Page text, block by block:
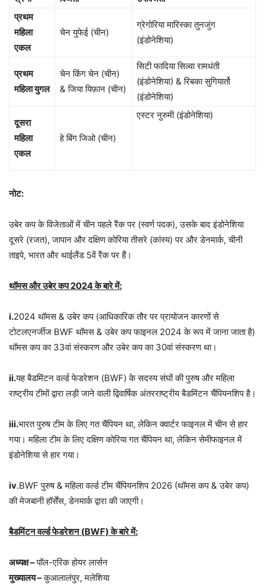
प्रथम
महिला
एकल
चेन युफेई (चीन)
ग्रेगोरिया मारिस्का तुनजुंग
(इंडोनेशिया)
प्रथम
महिला युगल
चेन किंग चेन (चीन)
& जिया यिफ़ान (चीन)
सिटी फादिया सिल्वा रामधंती
(इंडोनेशिया) & रिबका सुगियार्तो
(इंडोनेशिया)
दूसरा
महिला
एकल
हे बिंग जिओ (चीन)
एस्टर नुरुमी (इंडोनेशिया)
नोट:
उबेर कप के विजेताओं में चीन पहले रैंक पर (स्वर्ण पदक), उसके बाद इंडोनेशिया
दूसरे (रजत), जापान और दक्षिण कोरिया तीसरे (कांस्य) पर और डेनमार्क, चीनी
ताइपे, भारत और थाईलैंड 5वें रैंक पर हैं।
थॉमस और उबेर कप2024के बारे में:
i.2024 थॉमस & उबेर कप (आधिकारिक तौर पर प्रायोजन कारणों से
टोटलएनर्जीज BWF थॉमस & उबेर कप फाइनल 2024 के रूप में जाना जाता है)
थॉमस कप का 33वां संस्करण और उबेर कप का 30वां संस्करण था।
ii.यह बैडमिंटन वर्ल्ड फेडरेशन (BWF) के सदस्य संघों की पुरुष और महिला
राष्ट्रीय टीमों द्वारा लड़ी जाने वाली द्विवार्षिक अंतरराष्ट्रीय बैडमिंटन चैंपियनशिप है।
iii.भारत पुरुष टीम के लिए गत चैंपियन था, लेकिन क्वार्टर फाइनल में चीन से हार
गया। महिला टीम के लिए दक्षिण कोरिया गत चैंपियन था, लेकिन सेमीफाइनल में
इंडोनेशिया से हार गया।
iv.BWF पुरुष & महिला वर्ल्ड टीम चैंपियनशिप 2026 (थॉमस कप & उबेर कप)
की मेजबानी हॉर्सेंस, डेनमार्क द्वारा की जाएगी।
बैडमिंटन वर्ल्ड फेडरेशन (BWF)के बारे में:
अध्यक्ष –पॉल-एरिक होयर लार्सन
मुख्यालय –कुआलालंपुर, मलेशिया